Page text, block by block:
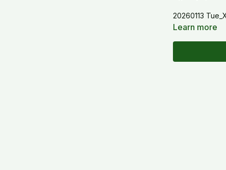
20260113
Learn more